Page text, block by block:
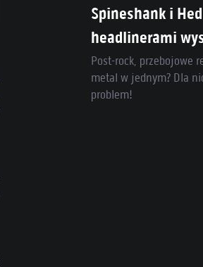
Spineshank i
headlinerami
Post-rock, przebojowe
metal w jednym? Dla
problem!